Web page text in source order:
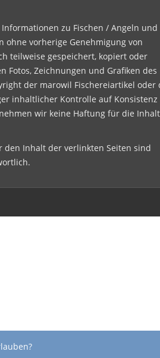
zu Fischen / Angeln und
vorherige Genehmigung von
teilweise gespeichert, kopiert oder
Fotos, Zeichnungen und Grafiken des
der marowil Fischereiartikel oder
inhaltlicher Kontrolle auf Konsistenz
wir keine Haftung für die
den Inhalt der verlinkten Seiten sind